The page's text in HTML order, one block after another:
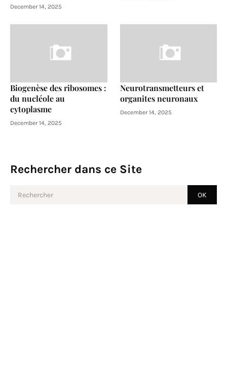
December 14, 2025
Biogenèse des ribosomes :
du nucléole au
cytoplasme
December 14, 2025
Neurotransmetteurs et
organites neuronaux
December 14, 2025
Rechercher dans ce Site